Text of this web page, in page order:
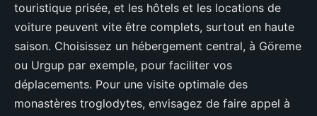
touristique prisée, et les hôtels et les locations de
voiture peuvent vite être complets, surtout en haute
saison. Choisissez un hébergement central, à Göreme
ou Urgup par exemple, pour faciliter vos
déplacements. Pour une visite optimale des
monastères troglodytes, envisagez de faire appel à